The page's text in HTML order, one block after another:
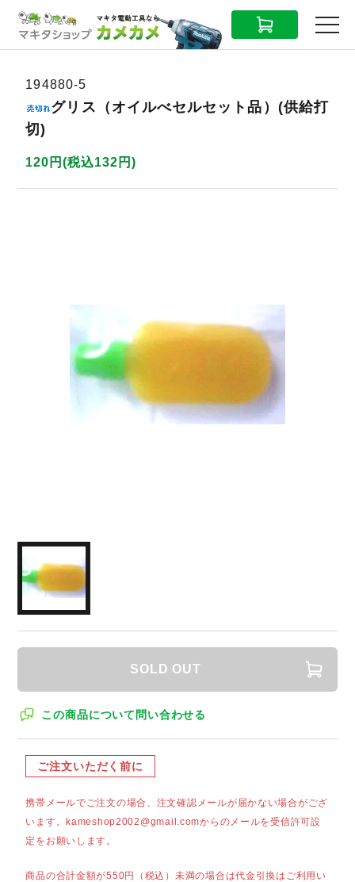
CART MENU
194880-5
グリス（オイルべセルセット品）(供給打
切)
120円(税込132円)
SOLD OUT
この商品について問い合わせる
ご注文いただく前に
携帯メールでご注文の場合、注文確認メールが届かない場合がござ
います。kameshop2002@gmail.comからのメールを受信許可設
定をお願いします。
商品の合計金額が550円（税込）未満の場合は代金引換はご利用い